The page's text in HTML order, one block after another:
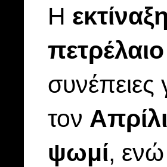
Η εκτίναξη
πετρέλαιο
συνέπειες
τον
ψωμί,